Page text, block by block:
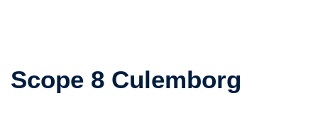
Scope 8 Culemborg